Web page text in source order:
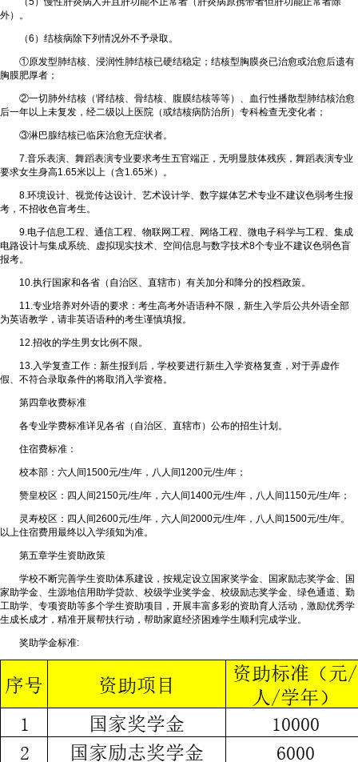
外）。
（6）结核病除下列情况外不予录取。
①原发型肺结核、浸润性肺结核已硬结稳定；结核型胸膜炎已治愈或治愈后遗有
胸膜肥厚者；
②一切肺外结核（肾结核、骨结核、腹膜结核等等）、血行性播散型肺结核治愈
后一年以上未复发，经二级以上医院（或结核病防治所）专科检查无变化者；
③淋巴腺结核已临床治愈无症状者。
7.音乐表演、舞蹈表演专业要求考生五官端正，无明显肢体残疾，舞蹈表演专业
要求女生身高1.65米以上（含1.65米）。
8.环境设计、视觉传达设计、艺术设计学、数字媒体艺术专业不建议色弱考生报
考，不招收色盲考生。
9.电子信息工程、通信工程、物联网工程、网络工程、微电子科学与工程、集成
电路设计与集成系统、虚拟现实技术、空间信息与数字技术8个专业不建议色弱色盲
报考。
10.执行国家和各省（自治区、直辖市）有关加分和降分的投档政策。
11.专业培养对外语的要求：考生高考外语语种不限，新生入学后公共外语全部
为英语教学，请非英语语种的考生谨慎填报。
12.招收的学生男女比例不限。
13.入学复查工作：新生报到后，学校要进行新生入学资格复查，对于弄虚作
假、不符合录取条件的将取消入学资格。
第四章收费标准
各专业学费标准详见各省（自治区、直辖市）公布的招生计划。
住宿费标准：
校本部：六人间1500元/生/年，八人间1200元/生/年；
赞皇校区：四人间2150元/生/年，六人间1400元/生/年，八人间1150元/生/年；
灵寿校区：四人间2600元/生/年，六人间2000元/生/年，八人间1500元/生/年。
以上住宿费用最终以入学须知为准。
第五章学生资助政策
学校不断完善学生资助体系建设，按规定设立国家奖学金、国家励志奖学金、国
家助学金、生源地信用助学贷款、校级学业奖学金、校级励志奖学金、绿色通道、勤
工助学、专项资助等多个学生资助项目，开展丰富多彩的资助育人活动，激励优秀学
生成长成才，精准开展帮扶行动，帮助家庭经济困难学生顺利完成学业。
奖助学金标准: